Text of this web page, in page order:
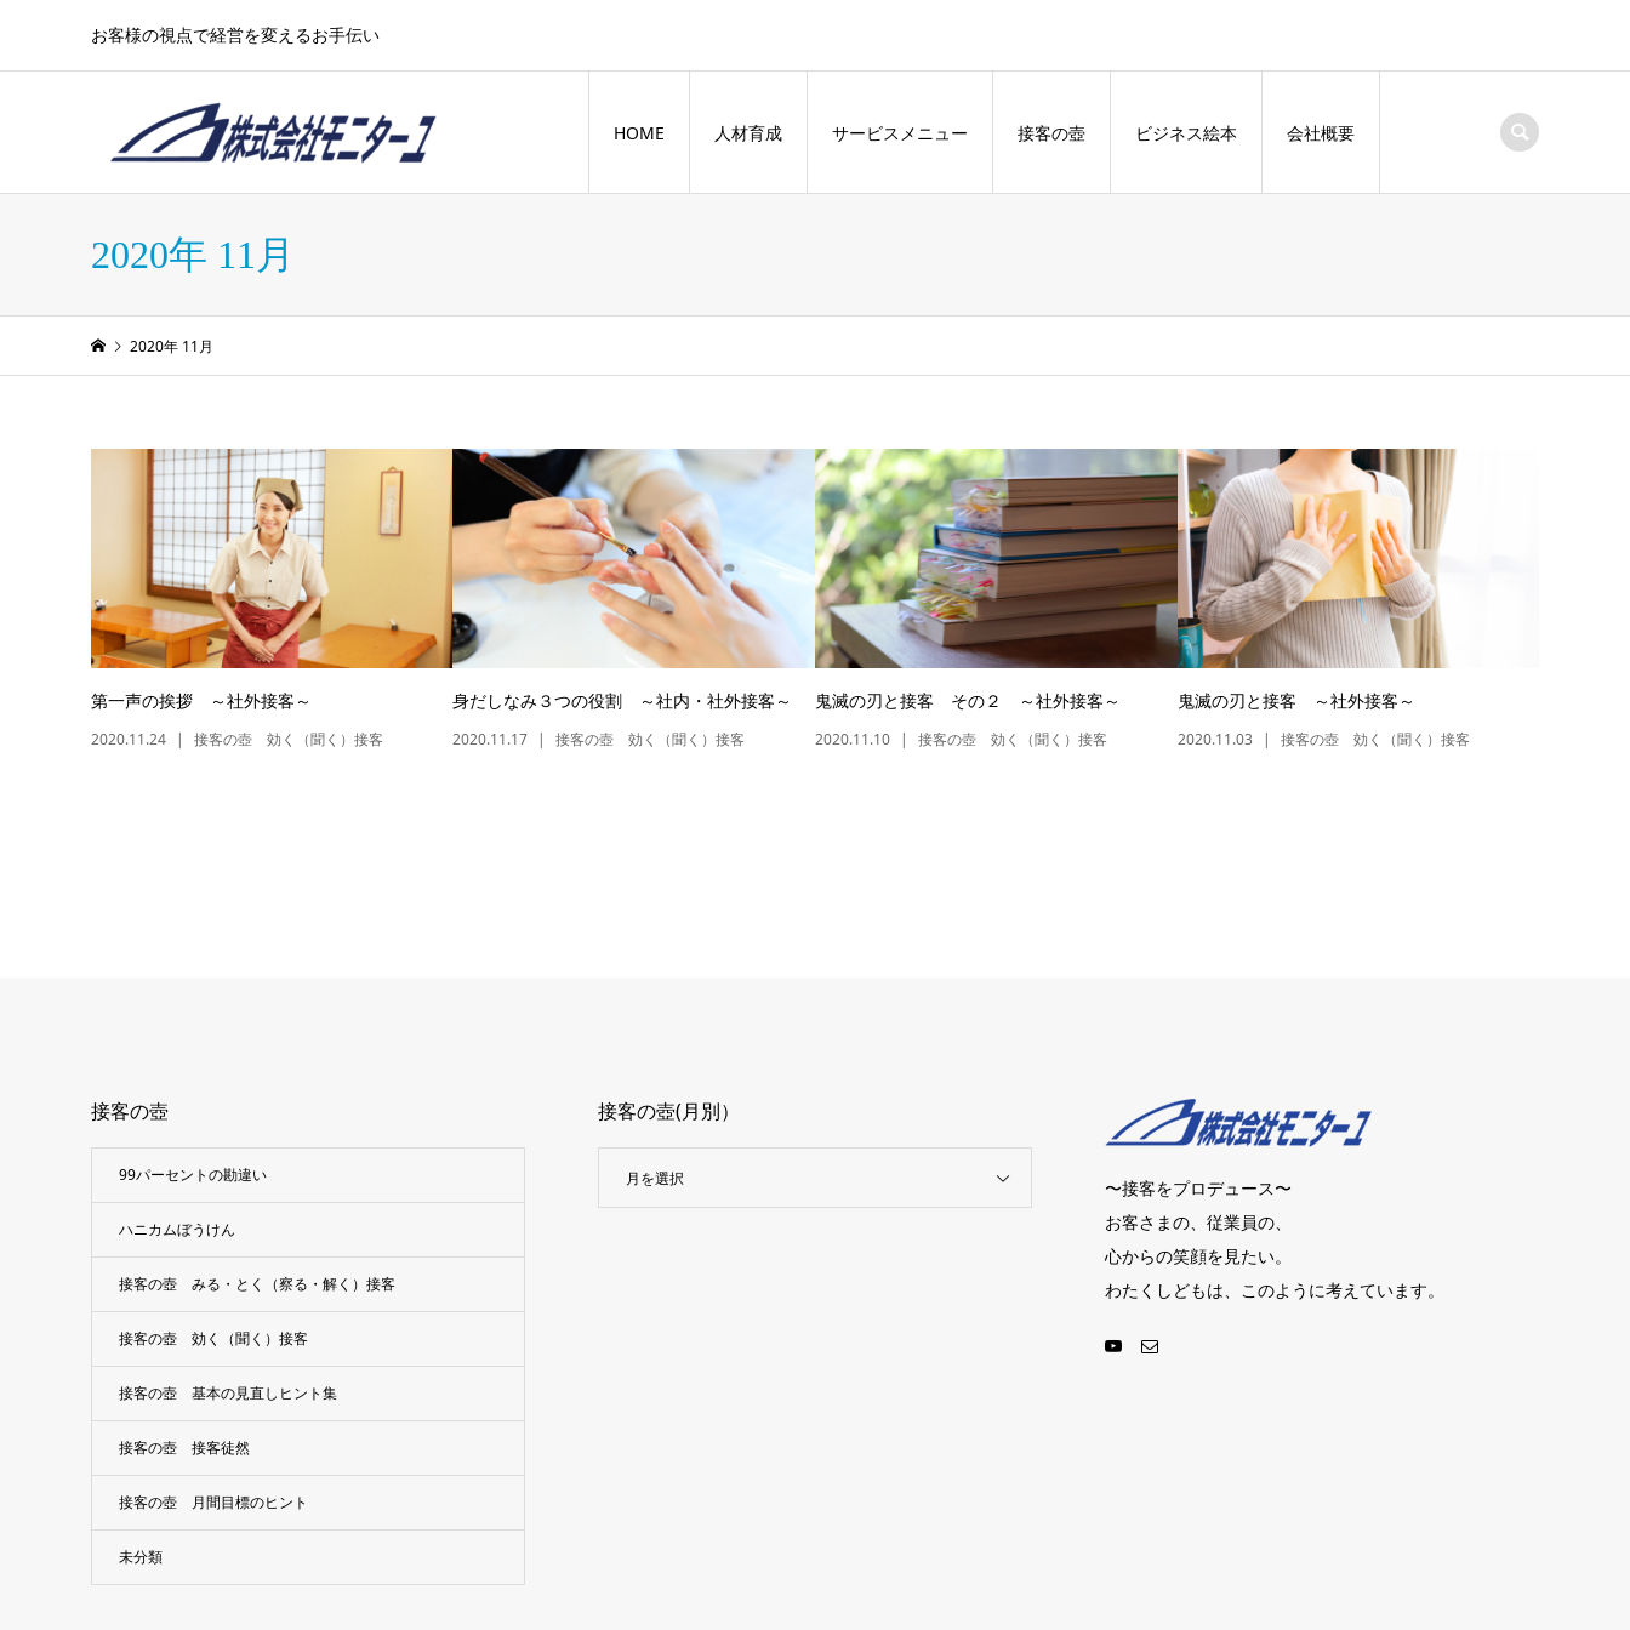
お客様の視点で経営を変えるお手伝い
HOME 人材育成 サービスメニュー 接客の壺 ビジネス絵本 会社概要
2020年 11月
2020年 11月
第一声の挨拶 ～社外接客～
2020.11.24 接客の壺 効く（聞く）接客
身だしなみ３つの役割 ～社内・社外接客～
2020.11.17 接客の壺 効く（聞く）接客
鬼滅の刃と接客 その２ ～社外接客～
2020.11.10 接客の壺 効く（聞く）接客
鬼滅の刃と接客 ～社外接客～
2020.11.03 接客の壺 効く（聞く）接客
接客の壺
99パーセントの勘違い
ハニカムぼうけん
接客の壺 みる・とく（察る・解く）接客
接客の壺 効く（聞く）接客
接客の壺 基本の見直しヒント集
接客の壺 接客徒然
接客の壺 月間目標のヒント
未分類
接客の壺(月別）
月を選択
〜接客をプロデュース〜
お客さまの、従業員の、
心からの笑顔を見たい。
わたくしどもは、このように考えています。